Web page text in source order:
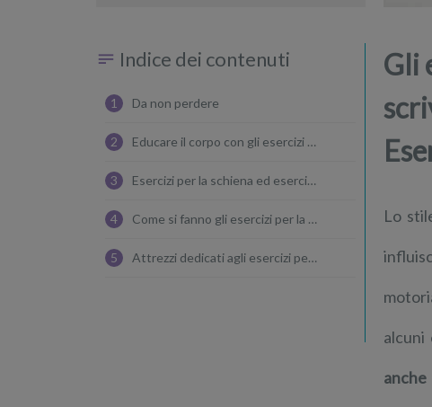
Indice dei contenuti
1 Da non perdere
2 Educare il corpo con gli esercizi posturali
3 Esercizi per la schiena ed esercizi posturali
4 Come si fanno gli esercizi per la schiena e la ginnastica posturale?
5 Attrezzi dedicati agli esercizi per la schiena
Gli
Lo
alcuni
anche